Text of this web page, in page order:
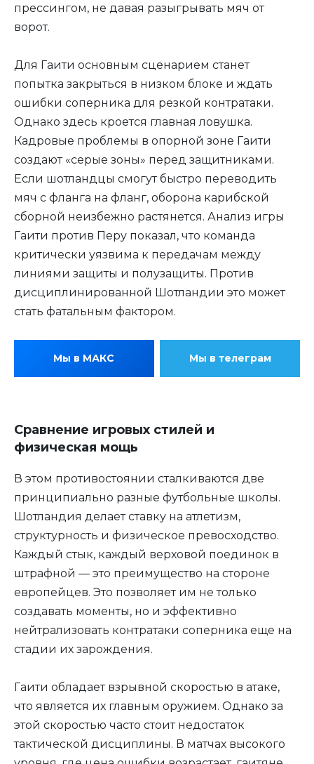
прессингом, не давая разыгрывать мяч от
ворот.
Для Гаити основным сценарием станет
попытка закрыться в низком блоке и ждать
ошибки соперника для резкой контратаки.
Однако здесь кроется главная ловушка.
Кадровые проблемы в опорной зоне Гаити
создают «серые зоны» перед защитниками.
Если шотландцы смогут быстро переводить
мяч с фланга на фланг, оборона карибской
сборной неизбежно растянется. Анализ игры
Гаити против Перу показал, что команда
критически уязвима к передачам между
линиями защиты и полузащиты. Против
дисциплинированной Шотландии это может
стать фатальным фактором.
Мы в МАКС Мы в телеграм
Сравнение игровых стилей и
физическая мощь
В этом противостоянии сталкиваются две
принципиально разные футбольные школы.
Шотландия делает ставку на атлетизм,
структурность и физическое превосходство.
Каждый стык, каждый верховой поединок в
штрафной — это преимущество на стороне
европейцев. Это позволяет им не только
создавать моменты, но и эффективно
нейтрализовать контратаки соперника еще на
стадии их зарождения.
Гаити обладает взрывной скоростью в атаке,
что является их главным оружием. Однако за
этой скоростью часто стоит недостаток
тактической дисциплины. В матчах высокого